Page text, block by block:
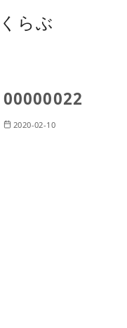
らぶ
00000022
2020-02-10